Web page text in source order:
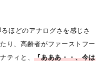
ほどのアナログさを感じさ
り、高齢者がファーストフー
ティと、『あああ・・、今は